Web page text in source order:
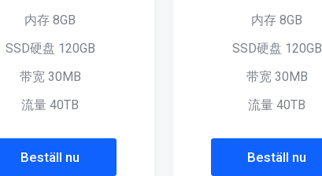
内存 8GB
SSD硬盘 120GB
带宽 30MB
流量 40TB
Beställ nu
内存 8GB
SSD硬盘 120GB
带宽 30MB
流量 40TB
Beställ nu